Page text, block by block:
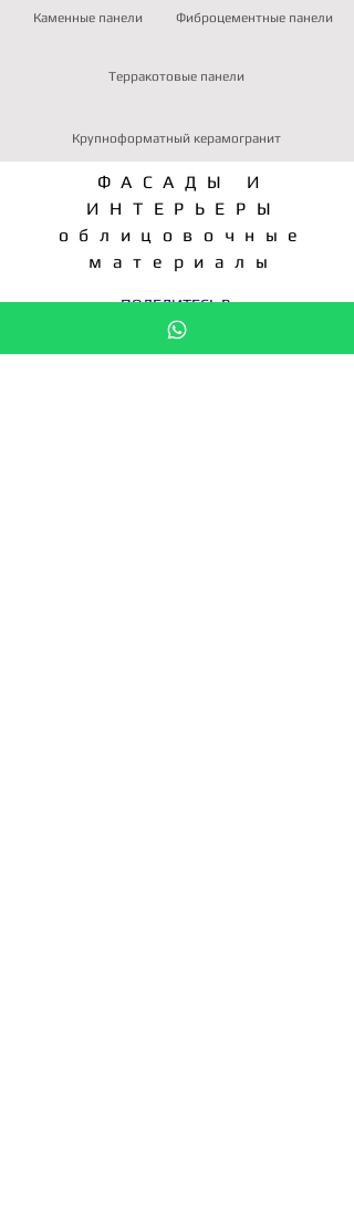
Каменные панели Фиброцементные панели
Терракотовые панели
Крупноформатный керамогранит
ФАСАДЫ И
ИНТЕРЬЕРЫ
облицовочные
материалы
ПОДЕЛИТЕСЬ В: